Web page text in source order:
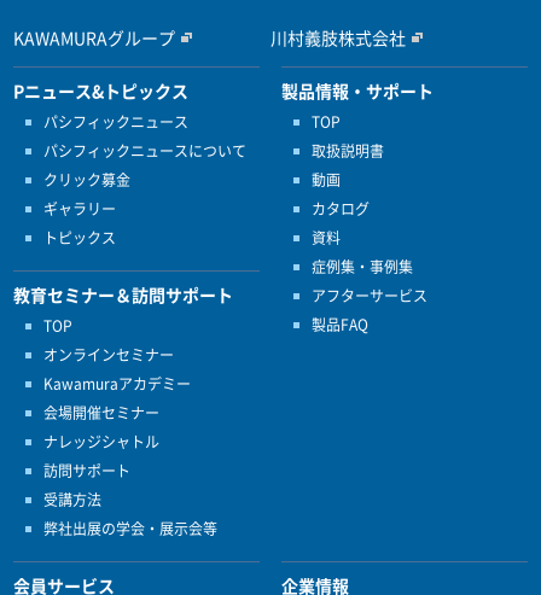
KAWAMURAグループ 川村義肢株式会社
Pニュース&トピックス
パシフィックニュース
パシフィックニュースについて
クリック募金
ギャラリー
トピックス
教育セミナー＆訪問サポート
TOP
オンラインセミナー
Kawamuraアカデミー
会場開催セミナー
ナレッジシャトル
訪問サポート
受講方法
弊社出展の学会・展示会等
製品情報・サポート
TOP
取扱説明書
動画
カタログ
資料
症例集・事例集
アフターサービス
製品FAQ
会員サービス 企業情報